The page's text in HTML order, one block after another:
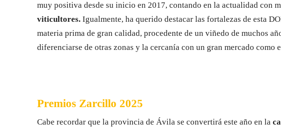
muy positiva desde su inicio en 2017, contando en la actualidad con
viticultores. Igualmente, ha querido destacar las fortalezas de esta
materia prima de gran calidad, procedente de un viñedo de muchos
diferenciarse de otras zonas y la cercanía con un gran mercado como
Premios Zarcillo 2025
Cabe recordar que la provincia de Ávila se convertirá este año en la